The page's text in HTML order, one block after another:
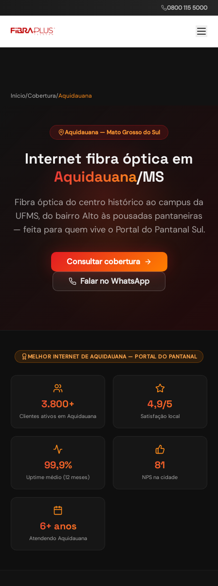
0800 115 5000
Início/Cobertura/Aquidauana
Aquidauana — Mato Grosso do Sul
Internet fibra óptica em
Aquidauana/MS
Fibra óptica do centro histórico ao campus da
UFMS, do bairro Alto às pousadas pantaneiras
— feita para quem vive o Portal do Pantanal Sul.
Consultar cobertura
Falar no WhatsApp
MELHOR INTERNET DE AQUIDAUANA — PORTAL DO PANTANAL
3.800+
Clientes ativos em Aquidauana
4,9/5
Satisfação local
99,9%
Uptime médio (12 meses)
81
NPS na cidade
6+ anos
Atendendo Aquidauana